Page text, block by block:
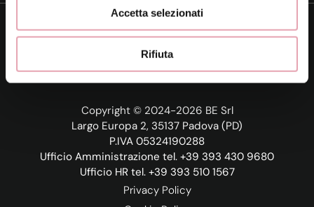
Accetta selezionati
Rifiuta
Copyright © 2024-2026 BE Srl
Largo Europa 2, 35137 Padova (PD)
P.IVA 05324190288
Ufficio Amministrazione tel. +39 393 430 9680
Ufficio HR tel. +39 393 510 1567
Privacy Policy